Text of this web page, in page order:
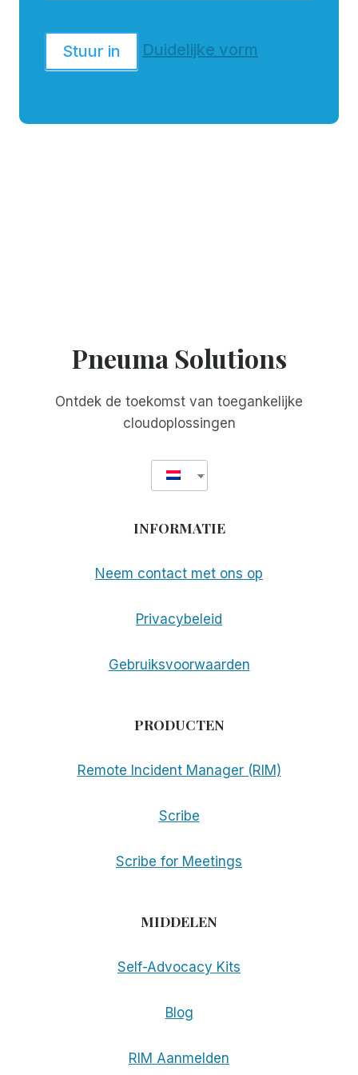
Stuur in Duidelijke vorm
Pneuma Solutions
Ontdek de toekomst van toegankelijke
cloudoplossingen
INFORMATIE
Neem contact met ons op
Privacybeleid
Gebruiksvoorwaarden
PRODUCTEN
Remote Incident Manager (RIM)
Scribe
Scribe for Meetings
MIDDELEN
Self-Advocacy Kits
Blog
RIM Aanmelden